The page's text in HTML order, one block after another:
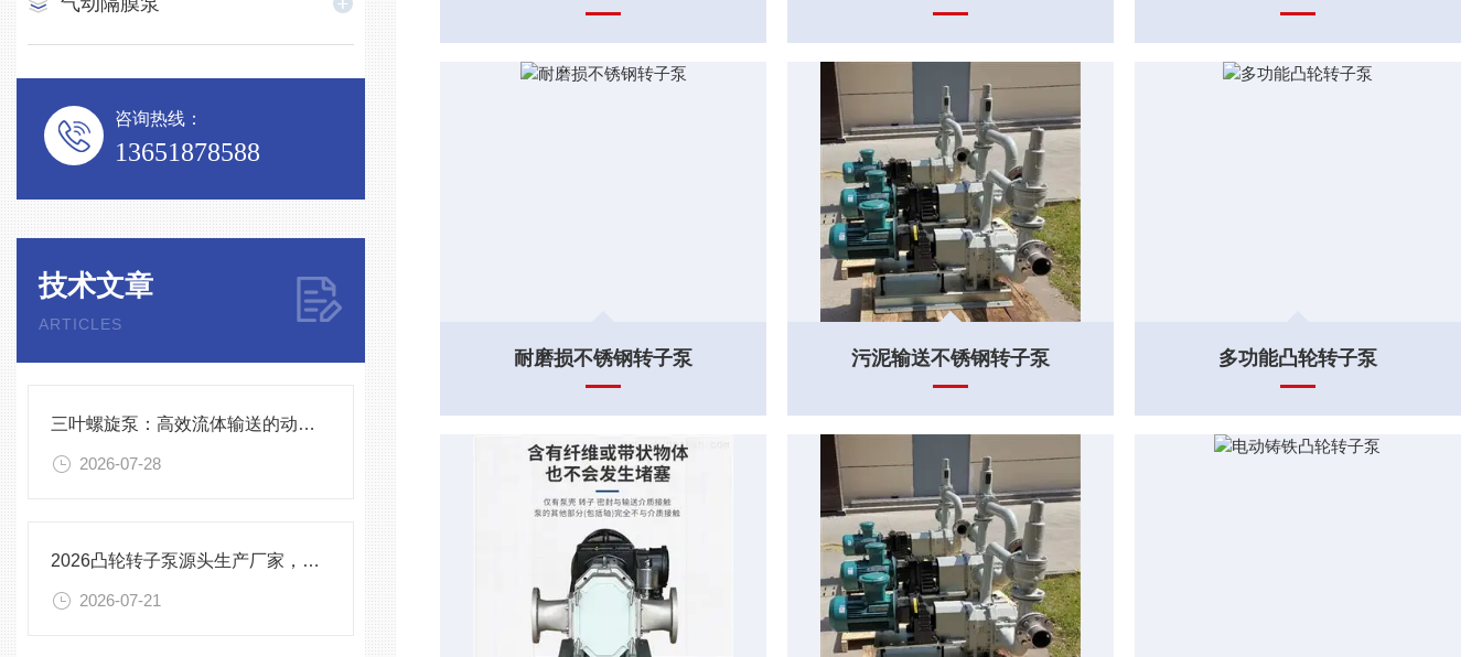
咨询热线：
13651878588
技术文章
ARTICLES
三叶螺旋泵：高效流体输送的动力学优选
2026-07-28
2026凸轮转子泵源头生产厂家，石油化工、污泥、耐磨损工业转子泵哪家好？
2026-07-21
耐磨损不锈钢转子泵 污泥输送不锈钢转子泵 多功能凸轮转子泵